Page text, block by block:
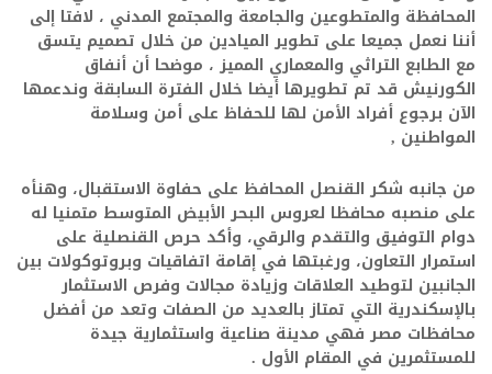
المحافظة والمتطوعين والجامعة والمجتمع المدني ، لافتا إلى
أننا نعمل جميعا على تطوير الميادين من خلال تصميم يتسق
مع الطابع التراثي والمعماري المميز ، موضحا أن أنفاق
الكورنيش قد تم تطويرها أيضا خلال الفترة السابقة وندعمها
الآن برجوع أفراد الأمن لها للحفاظ على أمن وسلامة
المواطنين ,
من جانبه شكر القنصل المحافظ على حفاوة الاستقبال، وهنأه
على منصبه محافظا لعروس البحر الأبيض المتوسط متمنيا له
دوام التوفيق والتقدم والرقي، وأكد حرص القنصلية على
استمرار التعاون، ورغبتها في إقامة اتفاقيات وبروتوكولات بين
الجانبين لتوطيد العلاقات وزيادة مجالات وفرص الاستثمار
بالإسكندرية التي تمتاز بالعديد من الصفات وتعد من أفضل
محافظات مصر فهي مدينة صناعية واستثمارية جيدة
للمستثمرين في المقام الأول .